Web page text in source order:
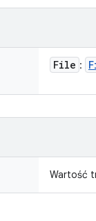
File :
Wartość